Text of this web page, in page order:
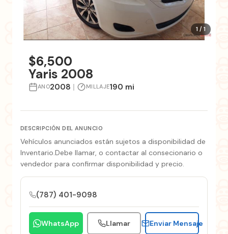
1 / 1
$6,500
Yaris 2008
ANO2008 | MILLAJE190 mi
DESCRIPCIÓN DEL ANUNCIO
Vehículos anunciados están sujetos a disponibilidad de
Inventario.Debe llamar, o contactar al consecionario o
vendedor para confirmar disponibilidad y precio.
(787) 401-9098
WhatsApp Llamar Enviar Mensaje